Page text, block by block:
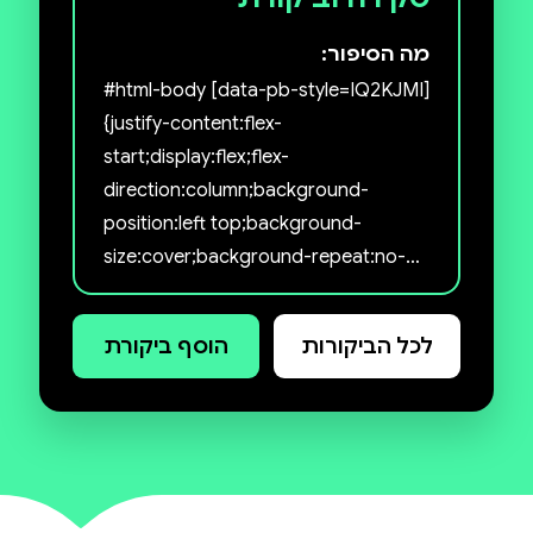
מה הסיפור:
#html-body [data-pb-style=IQ2KJMI]
{justify-content:flex-
start;display:flex;flex-
direction:column;background-
position:left top;background-
size:cover;background-repeat:no-
repeat;background-
attachment:scroll} לונדון. 1850.
לכל הביקורות הוסף ביקורת